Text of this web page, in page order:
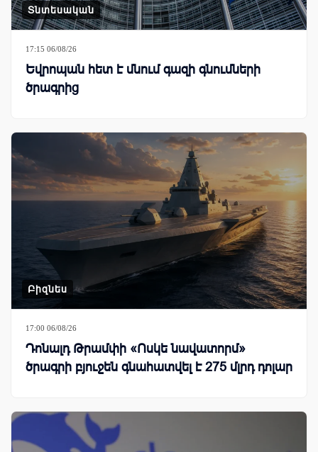
Տնտեսական
17:15 06/08/26
Եվրոպան հետ է մնում գազի գնումների
ծրագրից
Բիզնես
17:00 06/08/26
Դոնալդ Թրամփի «Ոսկե նավատորմ»
ծրագրի բյուջեն գնահատվել է 275 մլրդ դոլար